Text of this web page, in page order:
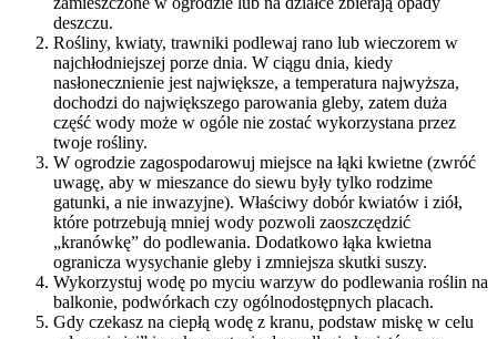
deszczu.
Rośliny, kwiaty, trawniki podlewaj rano lub wieczorem w
najchłodniejszej porze dnia. W ciągu dnia, kiedy
nasłonecznienie jest największe, a temperatura najwyższa,
dochodzi do największego parowania gleby, zatem duża
część wody może w ogóle nie zostać wykorzystana przez
twoje rośliny.
W ogrodzie zagospodarowuj miejsce na łąki kwietne (zwróć
uwagę, aby w mieszance do siewu były tylko rodzime
gatunki, a nie inwazyjne). Właściwy dobór kwiatów i ziół,
które potrzebują mniej wody pozwoli zaoszczędzić
„kranówkę” do podlewania. Dodatkowo łąka kwietna
ogranicza wysychanie gleby i zmniejsza skutki suszy.
Wykorzystuj wodę po myciu warzyw do podlewania roślin na
balkonie, podwórkach czy ogólnodostępnych placach.
Gdy czekasz na ciepłą wodę z kranu, podstaw miskę w celu